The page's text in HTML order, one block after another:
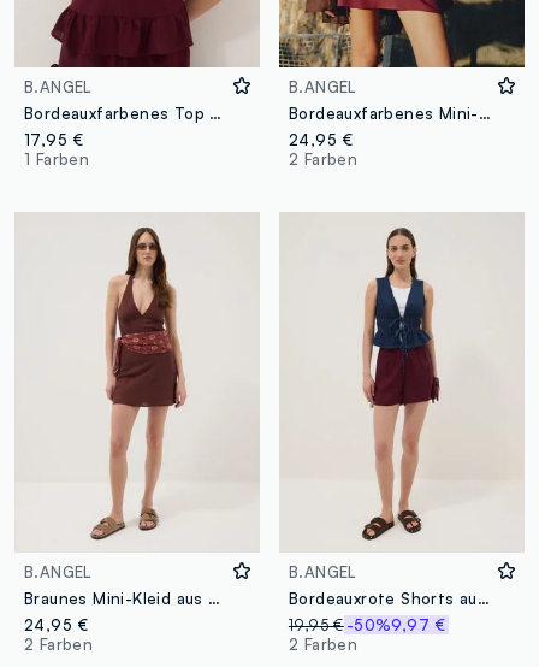
B.ANGEL
Bordeauxfarbenes Top aus Viskose-Leinen-Mix mit Spitze, Regular Fit
17,95 €
1 Farben
B.ANGEL
Bordeauxfarbenes Mini-Kleid aus Viskose-Leinen-Mix, Regular Fit
24,95 €
2 Farben
B.ANGEL
Braunes Mini-Kleid aus Viskose-Leinen-Mix, Regular Fit
24,95 €
2 Farben
B.ANGEL
Bordeauxrote Shorts aus Viskose-Leinen-Mix mit elastischem Bund, Regular Fit
19,95 € -50%9,97 €
2 Farben